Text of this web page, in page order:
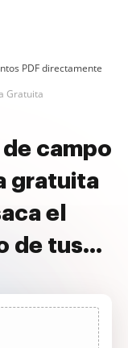
PDF directamente
Gratuita
campo
gratuita
el
de tus